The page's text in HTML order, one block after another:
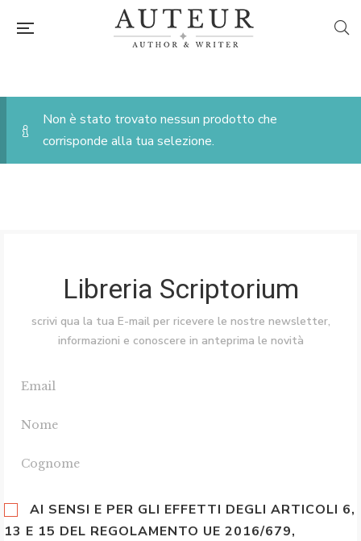
Non è stato trovato nessun prodotto che
corrisponde alla tua selezione.
Libreria Scriptorium
scrivi qua la tua E-mail per ricevere le nostre newsletter,
informazioni e conoscere in anteprima le novità
AI SENSI E PER GLI EFFETTI DEGLI ARTICOLI 6,
13 E 15 DEL REGOLAMENTO UE 2016/679,